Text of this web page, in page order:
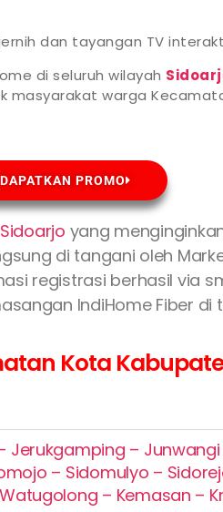
dan tayangan TV
di seluruh wilayah
masyarakat warga
DAPATKAN PROMO
yang
di tangani oleh
registrasi berhasil via
IndiHome Fiber di
Kota
–
– Sidomulyo –
– Kemasan –